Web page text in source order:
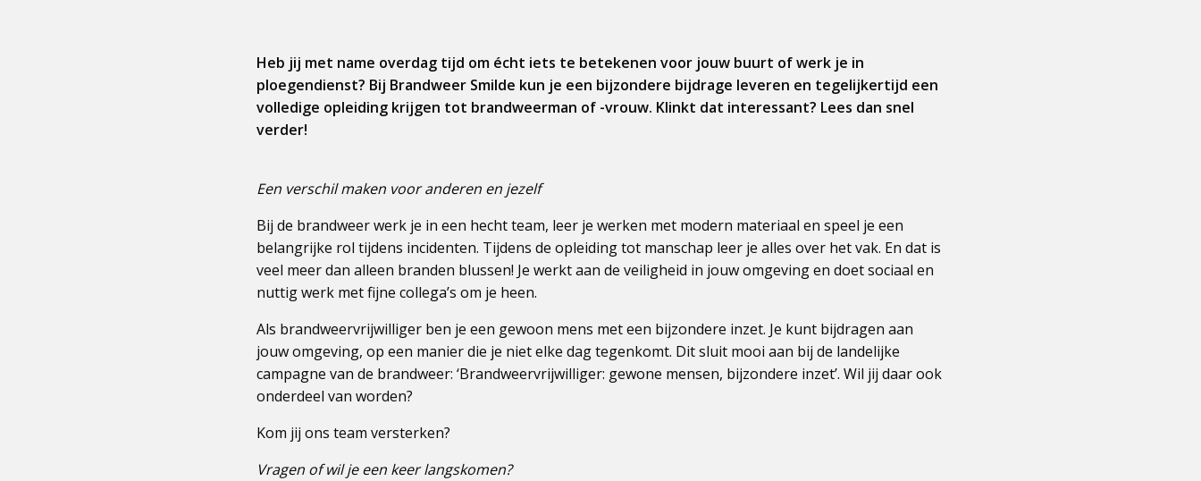
Heb jij met name overdag tijd om écht iets te betekenen voor jouw buurt of werk je in
ploegendienst? Bij Brandweer Smilde kun je een bijzondere bijdrage leveren en tegelijkertijd een
volledige opleiding krijgen tot brandweerman of -vrouw. Klinkt dat interessant? Lees dan snel
verder!
Een verschil maken voor anderen en jezelf
Bij de brandweer werk je in een hecht team, leer je werken met modern materiaal en speel je een
belangrijke rol tijdens incidenten. Tijdens de opleiding tot manschap leer je alles over het vak. En dat is
veel meer dan alleen branden blussen! Je werkt aan de veiligheid in jouw omgeving en doet sociaal en
nuttig werk met fijne collega’s om je heen.
Als brandweervrijwilliger ben je een gewoon mens met een bijzondere inzet. Je kunt bijdragen aan
jouw omgeving, op een manier die je niet elke dag tegenkomt. Dit sluit mooi aan bij de landelijke
campagne van de brandweer: ‘Brandweervrijwilliger: gewone mensen, bijzondere inzet’. Wil jij daar ook
onderdeel van worden?
Kom jij ons team versterken?
Vragen of wil je een keer langskomen?